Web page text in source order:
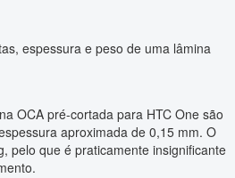
espessura e peso de uma lâmina
OCA pré-cortada para HTC One são
aproximada de 0,15 mm. O
pelo que é praticamente insignificante